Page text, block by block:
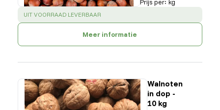
Prijs per: kg
SUCCESS:
UIT VOORRAAD LEVERBAAR
Meer informatie
Walnoten
in dop -
10 kg